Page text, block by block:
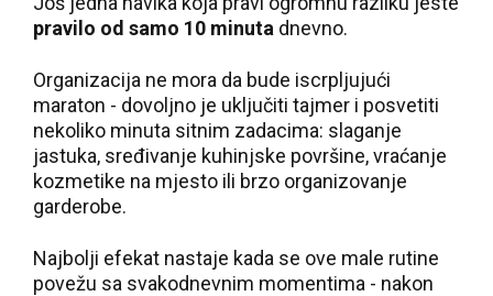
pravilo od samo 10 minuta dnevno.
Organizacija ne mora da bude iscrpljujući
maraton - dovoljno je uključiti tajmer i posvetiti
nekoliko minuta sitnim zadacima: slaganje
jastuka, sređivanje kuhinjske površine, vraćanje
kozmetike na mjesto ili brzo organizovanje
garderobe.
Najbolji efekat nastaje kada se ove male rutine
povežu sa svakodnevnim momentima - nakon